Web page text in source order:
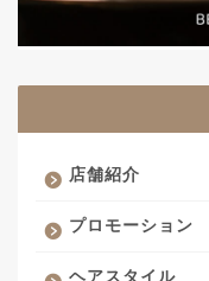
店舗紹介
プロモーション
ヘアスタイル